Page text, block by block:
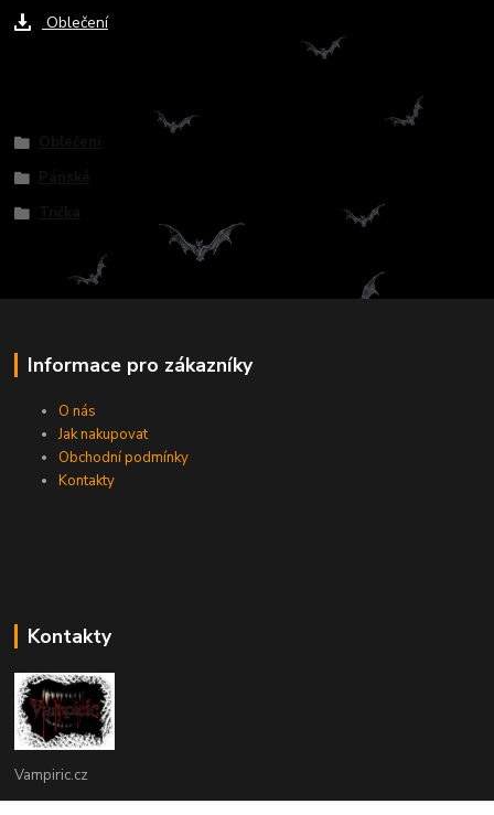
Oblečení
Informace pro zákazníky
O nás
Jak nakupovat
Obchodní podmínky
Kontakty
Kontakty
Vampiric.cz